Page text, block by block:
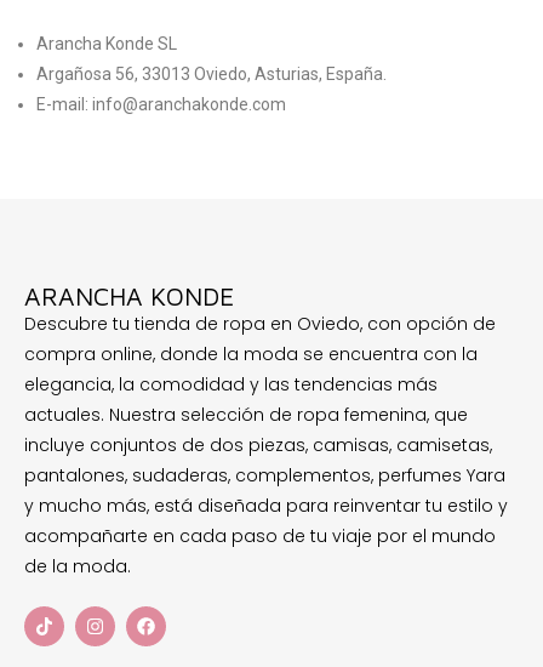
Arancha Konde SL
Argañosa 56, 33013 Oviedo, Asturias, España.
E-mail: info@aranchakonde.com
ARANCHA KONDE
Descubre tu tienda de ropa en Oviedo, con opción de
compra online, donde la moda se encuentra con la
elegancia, la comodidad y las tendencias más
actuales. Nuestra selección de ropa femenina, que
incluye conjuntos de dos piezas, camisas, camisetas,
pantalones, sudaderas, complementos, perfumes Yara
y mucho más, está diseñada para reinventar tu estilo y
acompañarte en cada paso de tu viaje por el mundo
de la moda.